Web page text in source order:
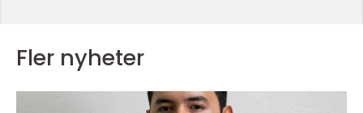
Fler nyheter